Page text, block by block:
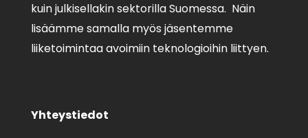
kuin julkisellakin sektorilla Suomessa. Näin
lisäämme samalla myös jäsentemme
liiketoimintaa avoimiin teknologioihin liittyen.
Yhteystiedot